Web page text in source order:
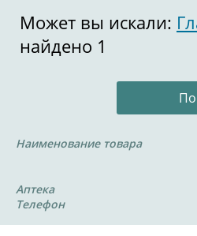
Может вы искали:
найдено 1
Наименование товара
Аптека
Телефон